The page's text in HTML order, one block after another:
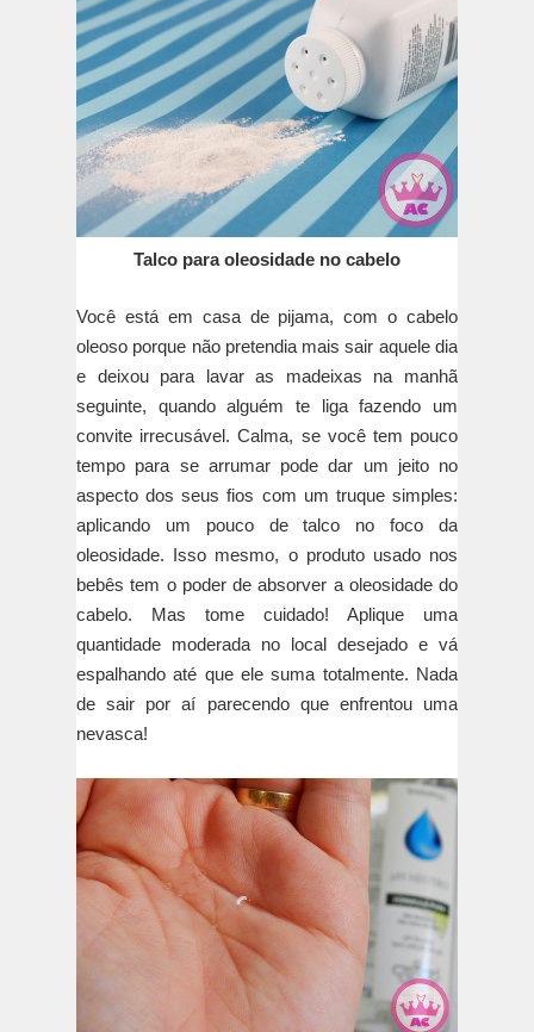
Talco para oleosidade no cabelo
Você está em casa de pijama, com o cabelo
oleoso porque não pretendia mais sair aquele dia
e deixou para lavar as madeixas na manhã
seguinte, quando alguém te liga fazendo um
convite irrecusável. Calma, se você tem pouco
tempo para se arrumar pode dar um jeito no
aspecto dos seus fios com um truque simples:
aplicando um pouco de talco no foco da
oleosidade. Isso mesmo, o produto usado nos
bebês tem o poder de absorver a oleosidade do
cabelo. Mas tome cuidado! Aplique uma
quantidade moderada no local desejado e vá
espalhando até que ele suma totalmente. Nada
de sair por aí parecendo que enfrentou uma
nevasca!